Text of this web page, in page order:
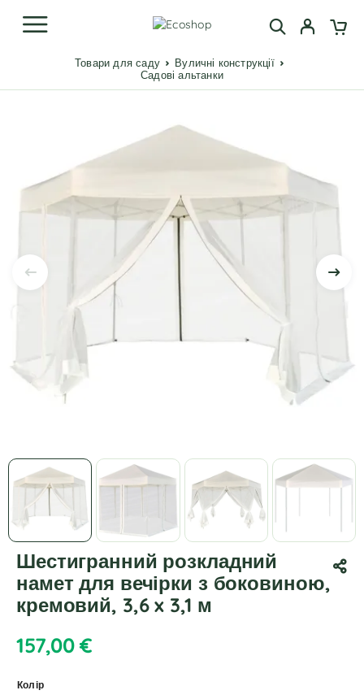
Товари для саду
Вуличні конструкції
Садові альтанки
Шестигранний розкладний
намет для вечірки з боковиною,
кремовий, 3,6 x 3,1 м
157,00€
Колір